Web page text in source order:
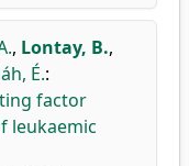
, Lontay, B.,
É.:
factor
leukaemic